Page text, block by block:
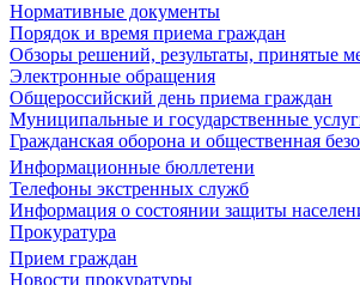
Нормативные документы
Порядок и время приема граждан
Обзоры решений, результаты, принятые
Электронные обращения
Общероссийский день приема граждан
Муниципальные и государственные
Гражданская оборона и общественная
Информационные бюллетени
Телефоны экстренных служб
Информация о состоянии защиты
Прокуратура
Прием граждан
Новости прокуратуры